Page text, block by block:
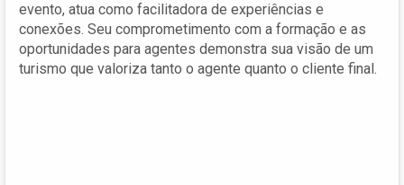
evento, atua como facilitadora de experiências e
conexões. Seu comprometimento com a formação e as
oportunidades para agentes demonstra sua visão de um
turismo que valoriza tanto o agente quanto o cliente final.